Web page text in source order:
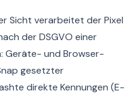
Sicht verarbeitet der Pixel
der DSGVO einer
Geräte- und Browser-
gesetzter
direkte Kennungen (E-